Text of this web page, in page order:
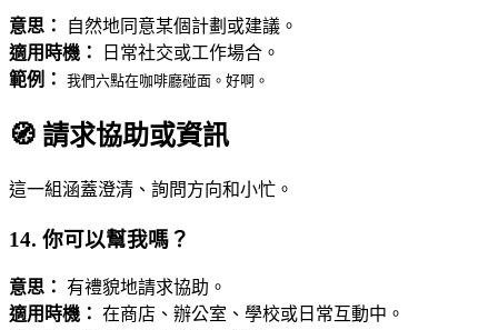
意思：
自然地同意某個計劃或建議。
適用時機：
日常社交或工作場合。
範例：
我們六點在咖啡廳碰面。好啊。
🧭 請求協助或資訊
這一組涵蓋澄清、詢問方向和小忙。
14. 你可以幫我嗎？
意思：
有禮貌地請求協助。
適用時機： 在商店、辦公室、學校或日常互動中。